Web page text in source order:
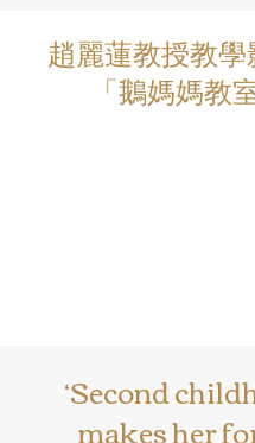
趙麗蓮教授教學
「鵝媽媽教
‘Second
makes her